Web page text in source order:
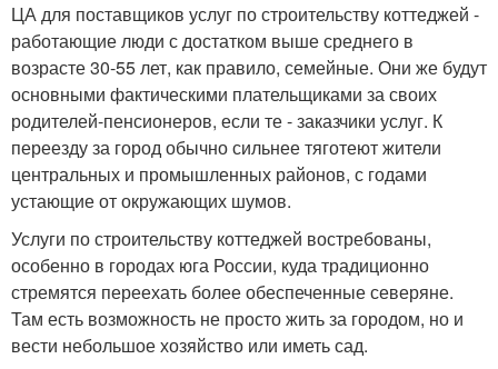
ЦА для поставщиков услуг по строительству коттеджей -
работающие люди с достатком выше среднего в
возрасте 30-55 лет, как правило, семейные. Они же будут
основными фактическими плательщиками за своих
родителей-пенсионеров, если те - заказчики услуг. К
переезду за город обычно сильнее тяготеют жители
центральных и промышленных районов, с годами
устающие от окружающих шумов.
Услуги по строительству коттеджей востребованы,
особенно в городах юга России, куда традиционно
стремятся переехать более обеспеченные северяне.
Там есть возможность не просто жить за городом, но и
вести небольшое хозяйство или иметь сад.